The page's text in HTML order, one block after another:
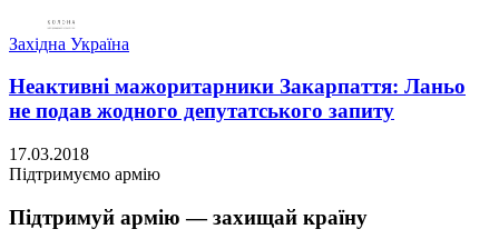
Західна Україна
Неактивні мажоритарники Закарпаття: Ланьо
не подав жодного депутатського запиту
17.03.2018
Підтримуємо армію
Підтримуй армію — захищай країну